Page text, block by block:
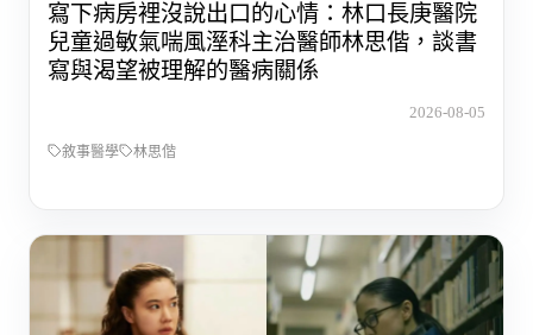
寫下病房裡沒說出口的心情：林口長庚醫院
兒童過敏氣喘風溼科主治醫師林思偕，談書
寫與渴望被理解的醫病關係
2026-08-05
敘事醫學 林思偕